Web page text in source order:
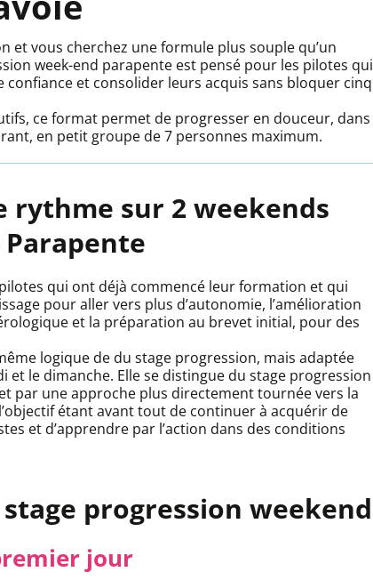
et vous cherchez une formule plus souple qu’un
week-end parapente est pensé pour les pilotes qui
et consolider leurs acquis sans bloquer cinq
ce format permet de progresser en douceur, dans
en petit groupe de 7 personnes maximum.
rythme sur 2 weekends
qui ont déjà commencé leur formation et qui
pour aller vers plus d’autonomie, l’amélioration
et la préparation au brevet initial, pour des
logique de du stage progression, mais adaptée
et le dimanche. Elle se distingue du stage progression
par une approche plus directement tournée vers la
étant avant tout de continuer à acquérir de
et d’apprendre par l’action dans des conditions
progression weekend
jour